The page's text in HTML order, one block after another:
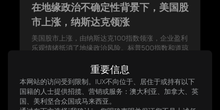
在地缘政治不确定性背景下，美国股
市上涨，纳斯达克领涨
美国股市上涨，由纳斯达克100指数领涨，企业盈利
乐观情绪抵消了地缘政治风险。标普500指数和道琼
场仍对中东局势紧张和美联储政策预期保持敏感。
中级 Apr 22, 2026
阅读更多
重要信息
本网站的访问受到限制。IUX不向位于、居住于或持有以下
国籍的人士提供招揽、营销或服务：澳大利亚、加拿大、英
国、美利坚合众国或马来西亚。